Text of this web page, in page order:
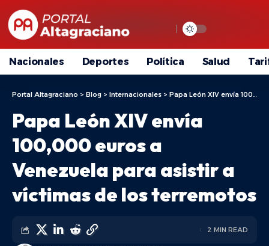
Nacionales Deportes Política Salud
Portal Altagraciano > Blog > Internacionales > Papa León XIV envía 100,000 euros a Venezuela para asistir a víctimas de los terremotos
Papa León XIV envía
100,000 euros a
Venezuela para asistir a
víctimas de los terremotos
2 MIN READ